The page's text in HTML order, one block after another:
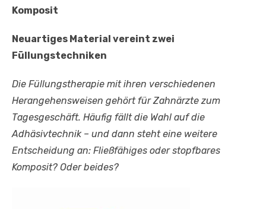
Komposit
Neuartiges Material vereint zwei
Füllungstechniken
Die Füllungstherapie mit ihren verschiedenen
Herangehensweisen gehört für Zahnärzte zum
Tagesgeschäft. Häufig fällt die Wahl auf die
Adhäsivtechnik – und dann steht eine weitere
Entscheidung an: Fließfähiges oder stopfbares
Komposit? Oder beides?